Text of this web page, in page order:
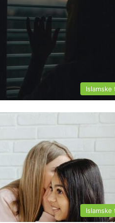
Islamske
Islamske